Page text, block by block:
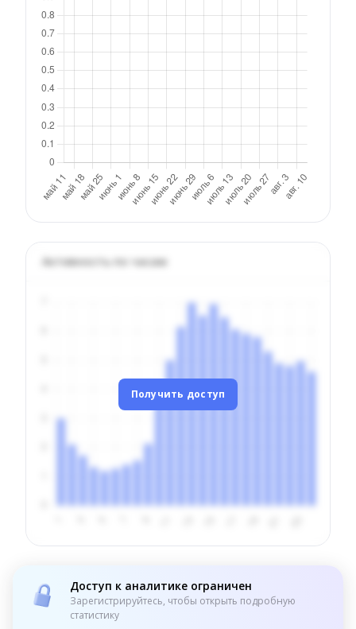
Активность по часам
Получить доступ
Доступ к аналитике ограничен
Зарегистрируйтесь, чтобы открыть подробную
статистику